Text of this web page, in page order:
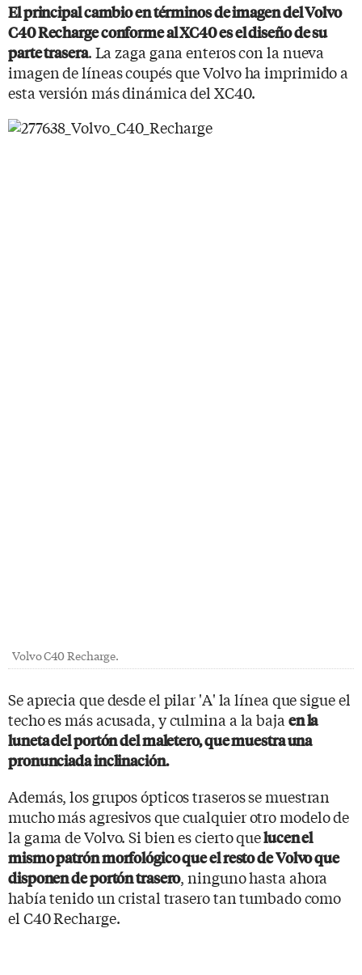
El principal cambio en términos de imagen del Volvo
C40 Recharge conforme al XC40 es el diseño de su
parte trasera. La zaga gana enteros con la nueva
imagen de líneas coupés que Volvo ha imprimido a
esta versión más dinámica del XC40.
Volvo C40 Recharge.
Se aprecia que desde el pilar 'A' la línea que sigue el
techo es más acusada, y culmina a la baja en la
luneta del portón del maletero, que muestra una
pronunciada inclinación.
Además, los grupos ópticos traseros se muestran
mucho más agresivos que cualquier otro modelo de
la gama de Volvo. Si bien es cierto quelucen el
mismo patrón morfológico que el resto de Volvo que
disponen de portón trasero, ninguno hasta ahora
había tenido un cristal trasero tan tumbado como
el C40 Recharge.